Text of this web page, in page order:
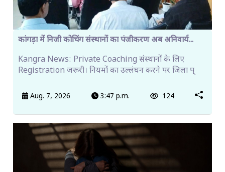
कांगड़ा में निजी कोचिंग संस्थानों का पंजीकरण अब अनिवार्य...
Kangra News: Private Coaching संस्थानों के लिए
Registration जरूरी। नियमों का उल्लंघन करने पर जिला प्
Aug. 7, 2026 3:47 p.m. 124